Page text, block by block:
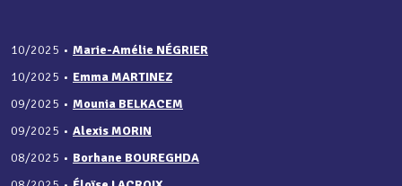
10/2025 • Marie-Amélie NÉGRIER
10/2025 • Emma MARTINEZ
09/2025 • Mounia BELKACEM
09/2025 • Alexis MORIN
08/2025 • Borhane BOUREGHDA